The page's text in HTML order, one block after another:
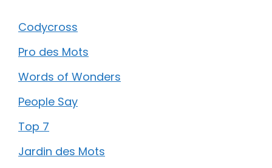
Codycross
Pro des Mots
Words of Wonders
People Say
Top 7
Jardin des Mots